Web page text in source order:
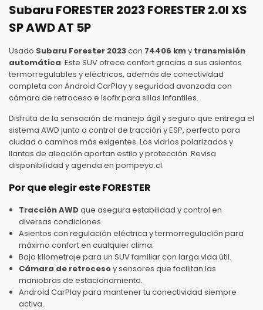
Subaru FORESTER 2023 FORESTER 2.0I XS
SP AWD AT 5P
Usado Subaru Forester 2023con 74406 kmy transmisión
automática. Este SUV ofrece confort gracias a sus asientos
termorregulables y eléctricos, además de conectividad
completa con Android CarPlay y seguridad avanzada con
cámara de retroceso e Isofix para sillas infantiles.
Disfruta de la sensación de manejo ágil y seguro que entrega el
sistema AWD junto a control de tracción y ESP, perfecto para
ciudad o caminos más exigentes. Los vidrios polarizados y
llantas de aleación aportan estilo y protección. Revisa
disponibilidad y agenda en pompeyo.cl.
Por que elegir este FORESTER
Tracción AWDque asegura estabilidad y control en
diversas condiciones.
Asientos con regulación eléctrica y termorregulación para
máximo confort en cualquier clima.
Bajo kilometraje para un SUV familiar con larga vida útil.
Cámara de retrocesoy sensores que facilitan las
maniobras de estacionamiento.
Android CarPlay para mantener tu conectividad siempre
activa.